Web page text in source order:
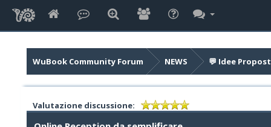
WuBook Community Forum NEWS 💬 Idee
Valutazione discussione: